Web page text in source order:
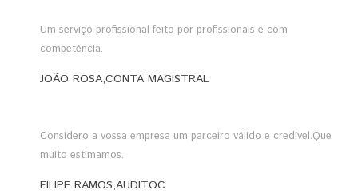
Um serviço profissional feito por profissionais e com
competência.
JOÃO ROSA,CONTA MAGISTRAL
Considero a vossa empresa um parceiro válido e credível.Que
muito estimamos.
FILIPE RAMOS,AUDITOC